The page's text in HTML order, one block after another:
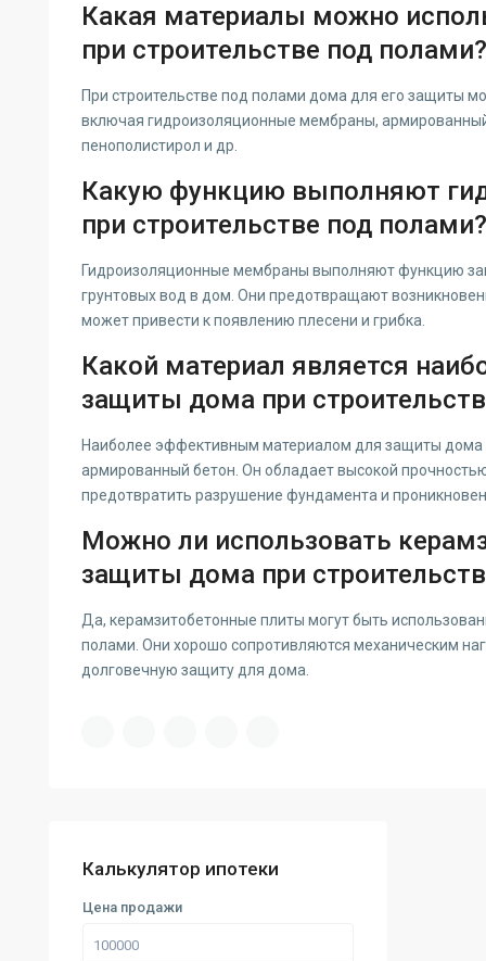
Какая материалы можно
при строительстве под
При строительстве под полами дома для его защиты
включая гидроизоляционные мембраны,
пенополистирол и др.
Какую функцию выполняют
при строительстве под
Гидроизоляционные мембраны выполняют функцию
грунтовых вод в дом. Они предотвращают
может привести к появлению плесени и грибка.
Какой материал является
защиты дома при
Наиболее эффективным материалом для защиты дома
армированный бетон. Он обладает высокой
предотвратить разрушение фундамента и
Можно ли использовать
защиты дома при
Да, керамзитобетонные плиты могут быть
полами. Они хорошо сопротивляются механическим
долговечную защиту для дома.
Калькулятор ипотеки
Цена продажи